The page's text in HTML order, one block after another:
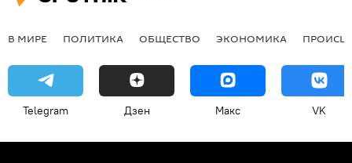
В МИРЕ ПОЛИТИКА ОБЩЕСТВО ЭКОНОМИКА
Telegram Дзен Макс VK